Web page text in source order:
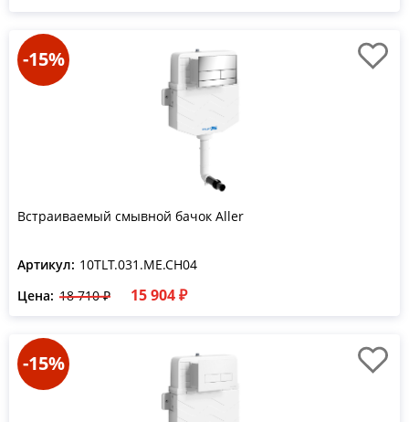
-15%
Встраиваемый смывной бачок Aller
Артикул: 10TLT.031.ME.CH04
Цена: 18 710 ₽ 15 904 ₽
-15%